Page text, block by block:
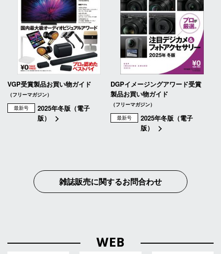
VGP受賞製品お買い物ガイド
（フリーマガジン）
最新号
2025年冬版（電子
版）
DGPイメージングアワード受賞
製品お買い物ガイド
（フリーマガジン）
最新号
2025年冬版（電子
版）
雑誌販売に関するお問合わせ
WEB